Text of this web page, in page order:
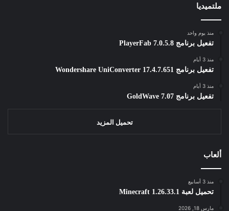
ملتميديا
منذ يوم واحد
تفعيل برنامج PlayerFab 7.0.5.8
منذ 3 أيام
تفعيل برنامج Wondershare UniConverter 17.4.7.651
منذ 3 أيام
تفعيل برنامج GoldWave 7.07
تحميل المزيد
ألعاب
منذ 3 أسابيع
تحميل لعبة Minecraft 1.26.33.1
مارس 18, 2026